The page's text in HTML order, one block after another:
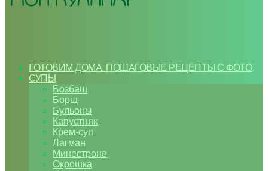
ГОТОВИМ ДОМА. ПОШАГОВЫЕ РЕЦЕПТЫ С ФОТО
СУПЫ
Бозбаш
Борщ
Бульоны
Капустняк
Крем-суп
Лагман
Минестроне
Окрошка